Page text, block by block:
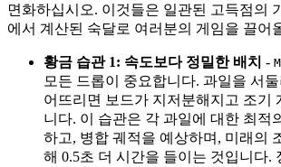
면화하십시오. 이것들은 일관된 고득점의
에서 계산된 숙달로 여러분의 게임을 끌어
황금 습관 1: 속도보다 정밀한 배치 -
모든 드롭이 중요합니다. 과일을 서
어뜨리면 보드가 지저분해지고 조기
니다. 이 습관은 각 과일에 대한 최적
하고, 병합 궤적을 예상하며, 미래의
해 0.5초 더 시간을 들이는 것입니다.